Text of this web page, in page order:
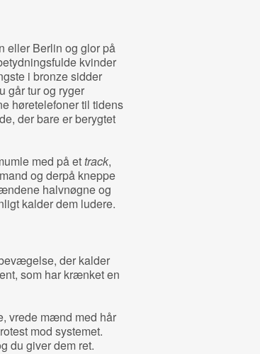
eller Berlin og glor på
kvinder
i bronze sidder
går tur og ryger
høretelefoner til tidens
der bare er berygtet
med på ettrack,
og derpå kneppe
halvnøgne og
kalder dem ludere.
der kalder
som har krænket en
vrede mænd med hår
mod systemet.
du giver dem ret.